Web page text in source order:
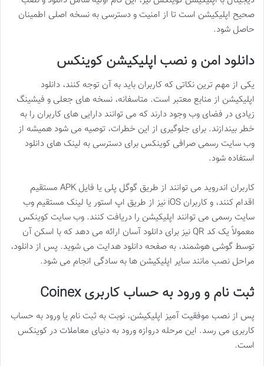
صحیح اپلیکیشن است تا از امنیت و دسترسی به نسخه اصلی اطمینان
حاصل شود.
دانلود امن و نصب اپلیکیشن کوینکس
یکی از مهم ترین نکاتی که کاربران باید به آن توجه کنند، دانلود
اپلیکیشن از منابع معتبر است. متاسفانه، نسخه های جعلی و فیشینگ
زیادی در فضای وب وجود دارند که می توانند دارایی های کاربران را به
خطر بیندازند. برای جلوگیری از این خطرات، توصیه می شود همیشه از
وب سایت رسمی صرافی کوینکس برای دسترسی به لینک های دانلود
استفاده شود.
کاربران اندروید می توانند از طریق گوگل پلی یا فایل APK مستقیم
اقدام کنند، و کاربران iOS نیز از طریق اپ استور یا لینک مستقیم وب
سایت رسمی می توانند اپلیکیشن را دریافت کنند. وب سایت کوینکس
معمولاً یک کد QR نیز برای دانلود آسان ارائه می دهد که با اسکن آن
توسط گوشی هوشمند، به صفحه دانلود هدایت می شوید. پس از دانلود،
مراحل نصب مانند سایر اپلیکیشن ها به سادگی انجام می شود.
ثبت نام و ورود به حساب کاربری Coinex
پس از نصب موفقیت آمیز اپلیکیشن، نوبت به ثبت نام یا ورود به حساب
کاربری می رسد. این مرحله دروازه ورود به دنیای معاملات در کوینکس
است.